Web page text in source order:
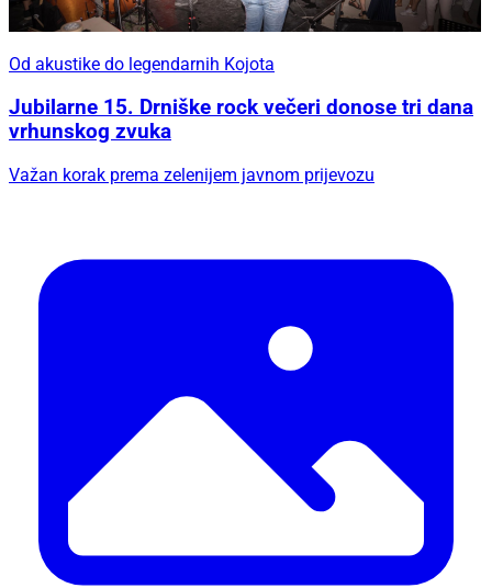
Od akustike do legendarnih Kojota
Jubilarne 15. Drniške rock večeri donose tri dana
vrhunskog zvuka
Važan korak prema zelenijem javnom prijevozu